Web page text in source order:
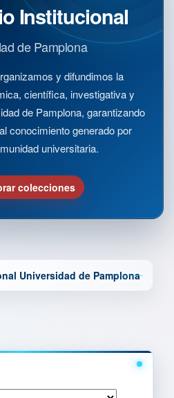
Institucional
de Pamplona
y difundimos la
científica, investigativa y
de Pamplona, garantizando
conocimiento generado por
universitaria.
colecciones
Universidad de Pamplona